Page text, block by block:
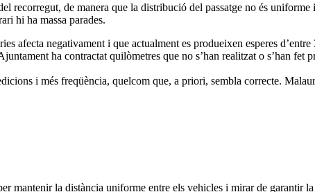
de manera que la distribució del passatge no és uniforme
hi ha massa parades.
afecta negativament i que actualment es produeixen esperes
ha contractat quilòmetres que no s’han realitzat o s’han fet
i més freqüència, quelcom que, a priori, sembla correcte.
mantenir la distància uniforme entre els vehicles i mirar de garantir